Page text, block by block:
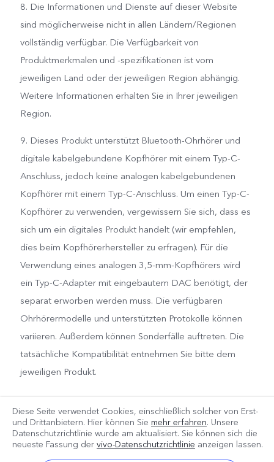
8. Die Informationen und Dienste auf dieser Website
sind möglicherweise nicht in allen Ländern/Regionen
vollständig verfügbar. Die Verfügbarkeit von
Produktmerkmalen und -spezifikationen ist vom
jeweiligen Land oder der jeweiligen Region abhängig.
Weitere Informationen erhalten Sie in Ihrer jeweiligen
Region.
9. Dieses Produkt unterstützt Bluetooth-Ohrhörer und
digitale kabelgebundene Kopfhörer mit einem Typ-C-
Anschluss, jedoch keine analogen kabelgebundenen
Kopfhörer mit einem Typ-C-Anschluss. Um einen Typ-C-
Kopfhörer zu verwenden, vergewissern Sie sich, dass es
sich um ein digitales Produkt handelt (wir empfehlen,
dies beim Kopfhörerhersteller zu erfragen). Für die
Verwendung eines analogen 3,5-mm-Kopfhörers wird
ein Typ-C-Adapter mit eingebautem DAC benötigt, der
separat erworben werden muss. Die verfügbaren
Ohrhörermodelle und unterstützten Protokolle können
variieren. Außerdem können Sonderfälle auftreten. Die
tatsächliche Kompatibilität entnehmen Sie bitte dem
jeweiligen Produkt.
Diese Seite verwendet Cookies, einschließlich solcher von Erst-
und Drittanbietern. Hier können Sie mehr erfahren. Unsere
Datenschutzrichtlinie wurde am aktualisiert. Sie können sich die
neueste Fassung der vivo-Datenschutzrichtlinie anzeigen lassen.